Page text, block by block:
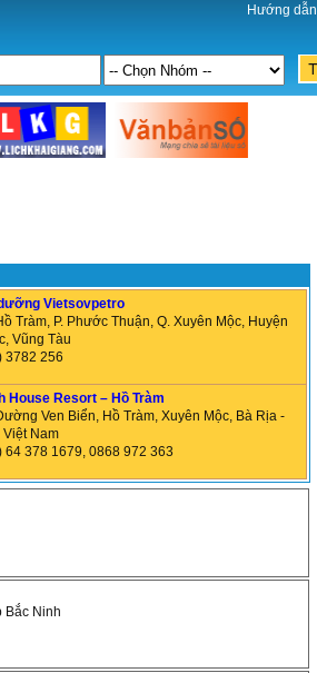
Hướng dẫn
Vietsovpetro
Tràm, P. Phước Thuận, Q. Xuyên Mộc, Huyện
Vũng Tàu
3782 256
House Resort – Hồ Tràm
Ven Biển, Hồ Tràm, Xuyên Mộc, Bà Rịa -
Việt Nam
64 378 1679, 0868 972 363
Bắc Ninh